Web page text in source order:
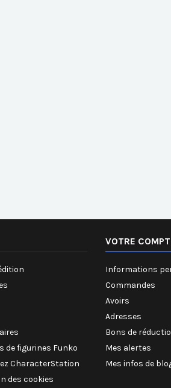
de figurines Funko
CharacterStation
des cookies
VOTRE
Informations
Commandes
Avoirs
Adresses
Bons de
Mes alertes
Mes infos de